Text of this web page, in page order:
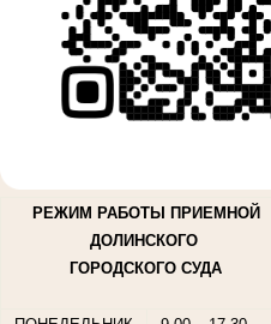
РЕЖИМ РАБОТЫ ПРИЕМНОЙ
ДОЛИНСКОГО
ГОРОДСКОГО СУДА